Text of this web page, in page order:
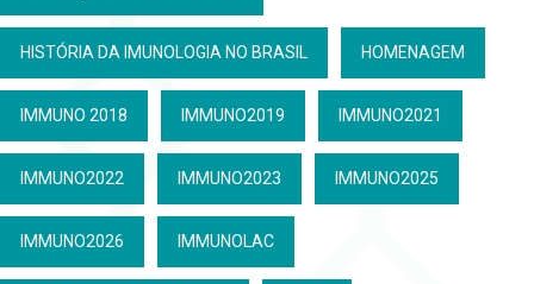
HISTÓRIA DA IMUNOLOGIA NO BRASIL HOMENAGEM
IMMUNO 2018 IMMUNO2019 IMMUNO2021
IMMUNO2022 IMMUNO2023 IMMUNO2025
IMMUNO2026 IMMUNOLAC